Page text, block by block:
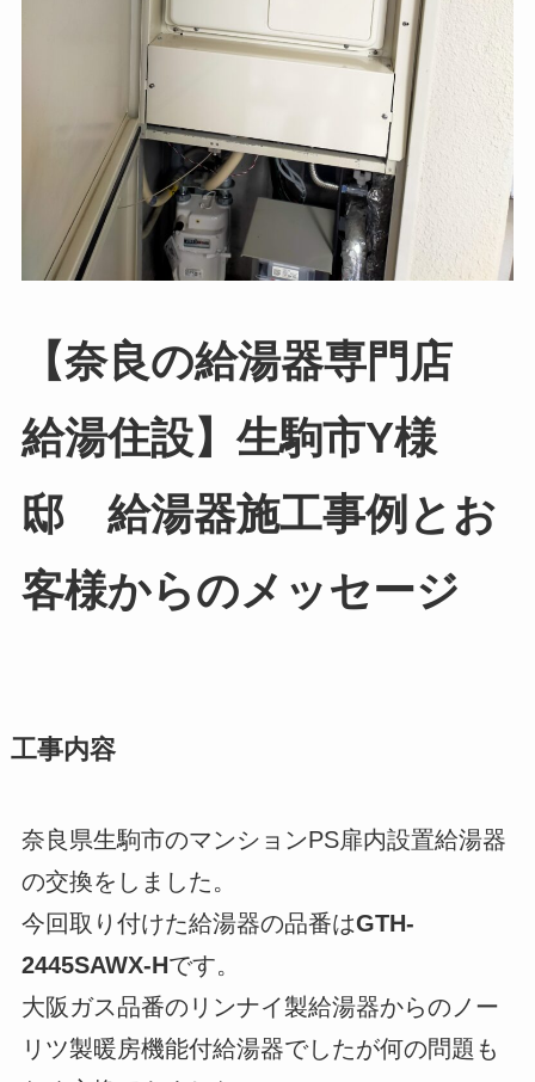
【奈良の給湯器専門店
給湯住設】生駒市Y様
邸 給湯器施工事例とお
客様からのメッセージ
工事内容
奈良県生駒市のマンションPS扉内設置給湯器
の交換をしました。
今回取り付けた給湯器の品番はGTH-
2445SAWX-Hです。
大阪ガス品番のリンナイ製給湯器からのノー
リツ製暖房機能付給湯器でしたが何の問題も